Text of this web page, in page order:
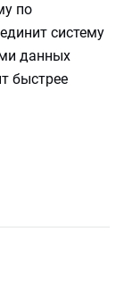
по
систему
данных
быстрее